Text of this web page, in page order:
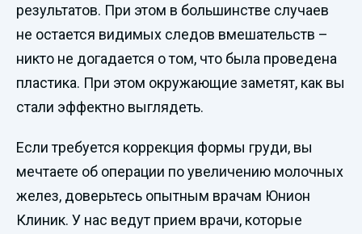
результатов. При этом в большинстве случаев
не остается видимых следов вмешательств –
никто не догадается о том, что была проведена
пластика. При этом окружающие заметят, как вы
стали эффектно выглядеть.
Если требуется коррекция формы груди, вы
мечтаете об операции по увеличению молочных
желез, доверьтесь опытным врачам Юнион
Клиник. У нас ведут прием врачи, которые